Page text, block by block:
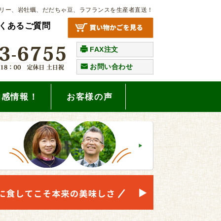
ー、岩牡蠣、だだちゃ豆、ラフランスを生産者直送！
あるご質問
FAX注文
お問い合わせ
情報！ お客様の声